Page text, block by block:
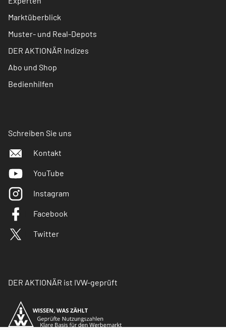
Marktüberblick
Muster- und Real-Depots
DER AKTIONÄR Indizes
Abo und Shop
Bedienhilfen
Schreiben Sie uns
Kontakt
YouTube
Instagram
Facebook
Twitter
DER AKTIONÄR ist IVW-geprüft